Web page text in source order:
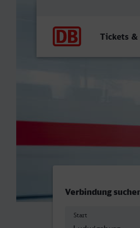
Tickets &
Ludwigsburg
Verbindung
Start